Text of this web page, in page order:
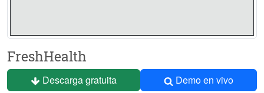
FreshHealth
Descarga gratuita Demo en vivo